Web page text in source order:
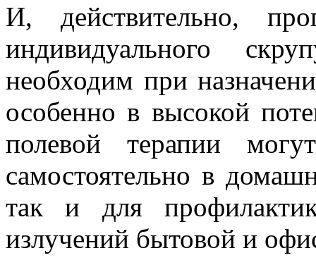
И, действительно,
индивидуального
необходим при
особенно в высокой
полевой терапии
самостоятельно в
так и для
излучений бытовой и